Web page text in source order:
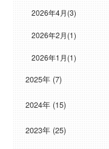
2026年4月(3)
2026年2月(1)
2026年1月(1)
2025年 (7)
2024年 (15)
2023年 (25)